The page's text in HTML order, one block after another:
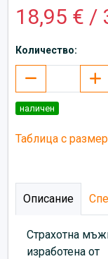
18,95 € /
Количество:
наличен
Таблица с
Описание
Страхотна
изработена от